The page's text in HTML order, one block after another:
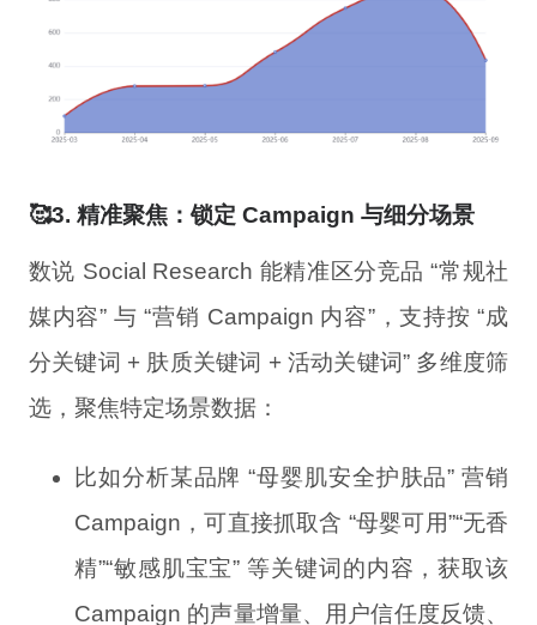
🥰3. 精准聚焦：锁定 Campaign 与细分场景
数说 Social Research 能精准区分竞品 “常规社
媒内容” 与 “营销 Campaign 内容”，支持按 “成
分关键词 + 肤质关键词 + 活动关键词” 多维度筛
选，聚焦特定场景数据：
比如分析某品牌 “母婴肌安全护肤品” 营销
Campaign，可直接抓取含 “母婴可用”“无香
精”“敏感肌宝宝” 等关键词的内容，获取该
Campaign 的声量增量、用户信任度反馈、